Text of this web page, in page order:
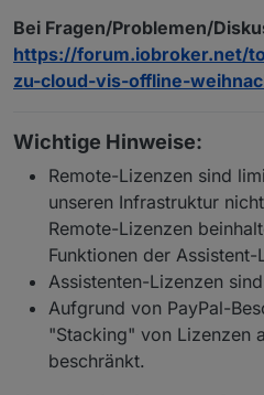
Bei Fragen/Problemen/
https://forum.iobroker.net/
zu-cloud-vis-offline-
Wichtige Hinweise:
Remote-Lizenzen sind
unseren Infrastruktur
Remote-Lizenzen
Funktionen der Assistent-
Assistenten-Lizenzen
Aufgrund von PayPal-
"Stacking" von Lizenzen
beschränkt.